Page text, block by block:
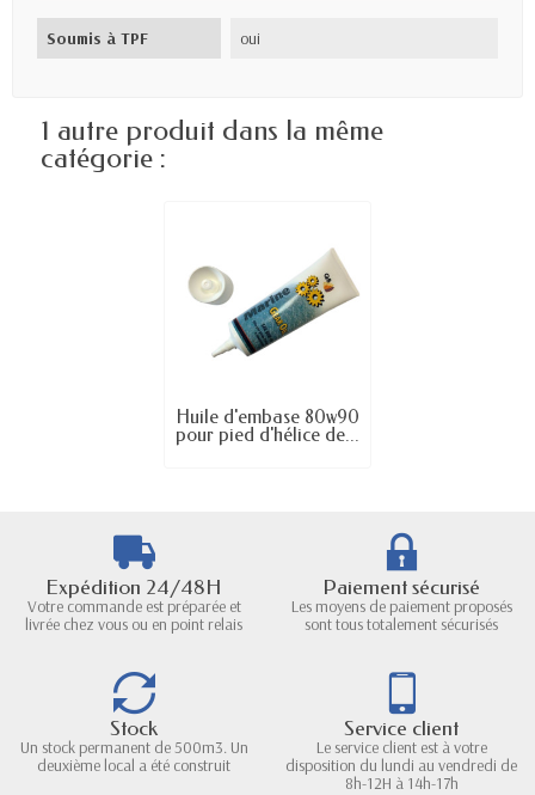
Soumis à TPF oui
1 autre produit dans la même
catégorie :
Huile d'embase 80w90
pour pied d'hélice de...
Expédition 24/48H
Votre commande est préparée et
livrée chez vous ou en point relais
Paiement sécurisé
Les moyens de paiement proposés
sont tous totalement sécurisés
Stock
Un stock permanent de 500m3. Un
deuxième local a été construit
Service client
Le service client est à votre
disposition du lundi au vendredi de
8h-12H à 14h-17h